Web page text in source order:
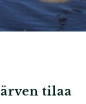
tilaa